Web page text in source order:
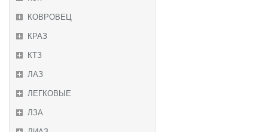
КОВРОВЕЦ
КРАЗ
КТЗ
ЛАЗ
ЛЕГКОВЫЕ
ЛЗА